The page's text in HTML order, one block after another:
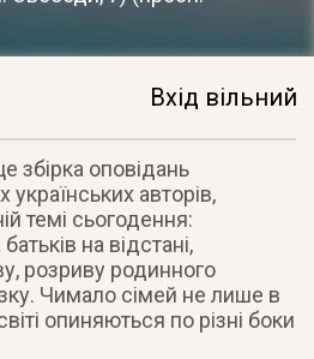
Вхід вільний
збірка оповідань
авторів,
темі сьогодення:
на відстані,
розриву родинного
Чимало сімей не лише в
опиняються по різні боки